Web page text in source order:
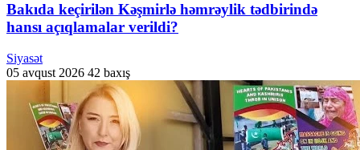
Bakıda keçirilən Kəşmirlə həmrəylik tədbirində
hansı açıqlamalar verildi?
Siyasət
05 avqust 2026 42 baxış